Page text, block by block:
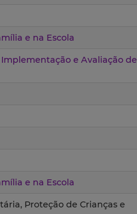
e na Escola
e Avaliação de
e na Escola
Proteção de Crianças e